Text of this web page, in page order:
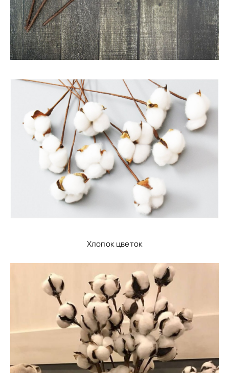
Хлопок цветок